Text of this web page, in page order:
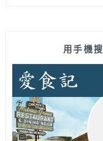
用手機